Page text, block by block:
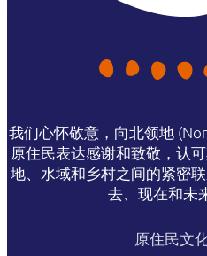
我们心怀敬意，向北领地
原住民表达感谢和致敬，认
地、水域和乡村之间的紧密
去、现在和未
原住民文